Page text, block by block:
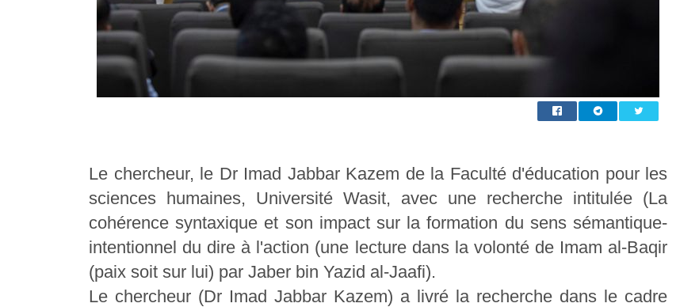
Le chercheur, le Dr Imad Jabbar Kazem de la Faculté d'éducation pour les
sciences humaines, Université Wasit, avec une recherche intitulée (La
cohérence syntaxique et son impact sur la formation du sens sémantique-
intentionnel du dire à l'action (une lecture dans la volonté de Imam al-Baqir
(paix soit sur lui) par Jaber bin Yazid al-Jaafi).
Le chercheur (Dr Imad Jabbar Kazem) a livré la recherche dans le cadre